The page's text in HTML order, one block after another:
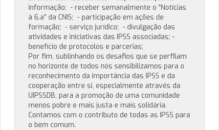
informação; - receber semanalmente o “Notícias
à 6.a” da CNIS; - participação em ações de
formação; - serviço jurídico; - divulgação das
atividades e iniciativas das IPSS associadas; -
benefício de protocolos e parcerias;
Por fim, sublinhando os desafios que se perfilam
no horizonte de todos nós sensibilizamos para o
reconhecimento da importância das IPSS e da
cooperação entre si, especialmente através da
UIPSSDB, para a promoção de uma comunidade
menos pobre e mais justa e mais solidária.
Contamos com o contributo de todas as IPSS para
o bem comum.